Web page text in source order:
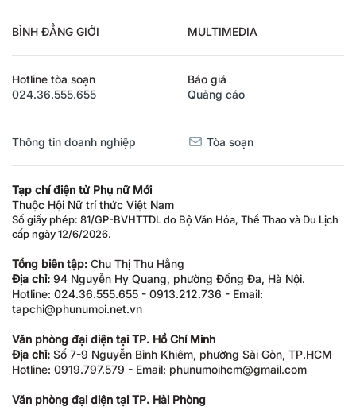
BÌNH ĐẲNG GIỚI MULTIMEDIA
Hotline tòa soạn
024.36.555.655
Báo giá
Quảng cáo
Thông tin doanh nghiệp Tòa soạn
Tạp chí điện tử Phụ nữ Mới
Thuộc Hội Nữ trí thức Việt Nam
Số giấy phép: 81/GP-BVHTTDL do Bộ Văn Hóa, Thể Thao và Du Lịch
cấp ngày 12/6/2026.
Tổng biên tập: Chu Thị Thu Hằng
Địa chỉ: 94 Nguyễn Hy Quang, phường Đống Đa, Hà Nội.
Hotline: 024.36.555.655 - 0913.212.736 - Email:
tapchi@phunumoi.net.vn
Văn phòng đại diện tại TP. Hồ Chí Minh
Địa chỉ: Số 7-9 Nguyễn Bỉnh Khiêm, phường Sài Gòn, TP.HCM
Hotline: 0919.797.579 - Email: phunumoihcm@gmail.com
Văn phòng đại diện tại TP. Hải Phòng